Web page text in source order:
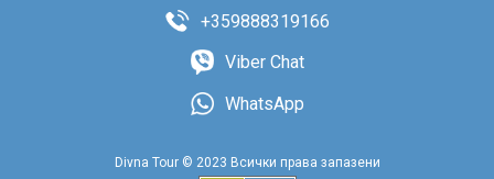
+359888319166
Viber Chat
WhatsApp
Divna Tour © 2023 Всички права запазени